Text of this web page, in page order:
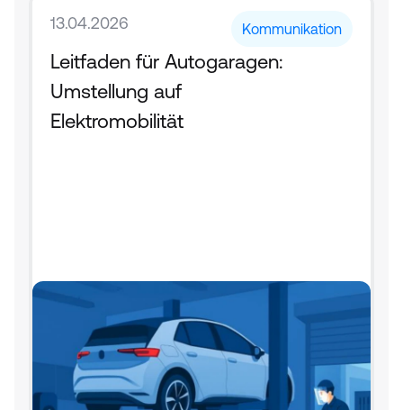
13.04.2026 Kommunikation
Leitfaden für Autogaragen:
Umstellung auf
Elektromobilität